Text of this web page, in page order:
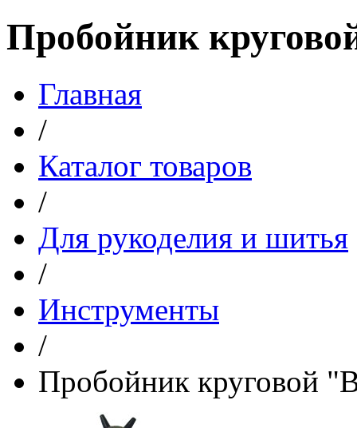
Пробойник
Главная
/
Каталог товаров
/
Для рукоделия и шитья
/
Инструменты
/
Пробойник круговой